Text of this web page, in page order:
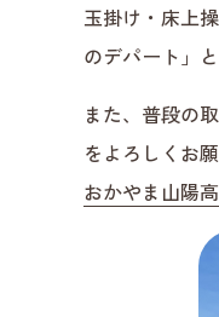
玉掛け・床上
のデパート」
また、普段の
をよろしくお
おかやま山陽